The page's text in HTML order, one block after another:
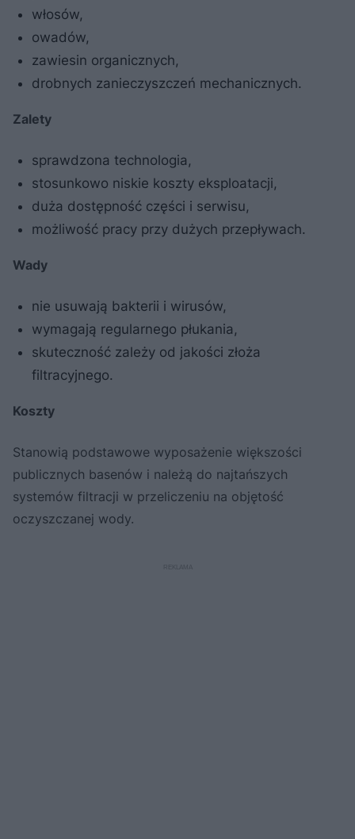
włosów,
owadów,
zawiesin organicznych,
drobnych zanieczyszczeń mechanicznych.
Zalety
sprawdzona technologia,
stosunkowo niskie koszty eksploatacji,
duża dostępność części i serwisu,
możliwość pracy przy dużych przepływach.
Wady
nie usuwają bakterii i wirusów,
wymagają regularnego płukania,
skuteczność zależy od jakości złoża
filtracyjnego.
Koszty
Stanowią podstawowe wyposażenie większości
publicznych basenów i należą do najtańszych
systemów filtracji w przeliczeniu na objętość
oczyszczanej wody.